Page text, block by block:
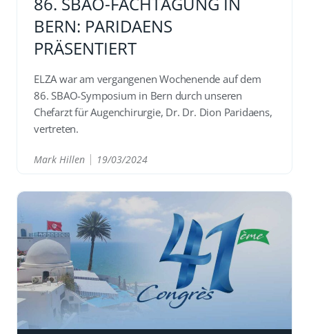
BERN: PARIDAENS
PRÄSENTIERT
ELZA war am vergangenen Wochenende auf dem
86. SBAO-Symposium in Bern durch unseren
Chefarzt für Augenchirurgie, Dr. Dr. Dion Paridaens,
vertreten.
Mark Hillen 19/03/2024